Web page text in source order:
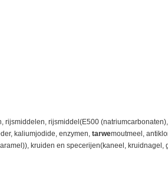
rijsmiddelen, rijsmiddel(E500
kaliumjodide, enzymen, tarwemoutmeel,
kruiden en specerijen(kaneel, kruidnagel,